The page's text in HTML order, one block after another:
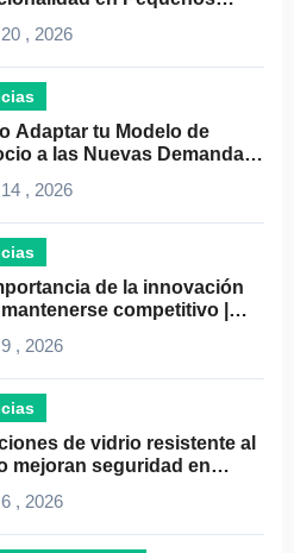
, 2026
Adaptar tu Modelo de
a las Nuevas Demandas
, 2026
de la innovación
competitivo |
, 2026
de vidrio resistente al
mejoran seguridad en
, 2026